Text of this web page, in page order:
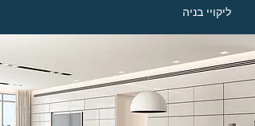
ליקויי בניה